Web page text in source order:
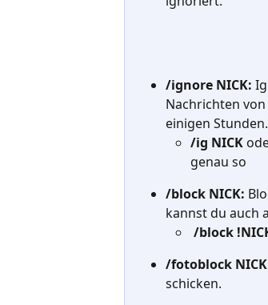
/ignore NICK:
Nachrichten
einigen Stunden.
/ig NICK
genau so
/block NICK:
kannst du auch
/block
/fotoblock
schicken.